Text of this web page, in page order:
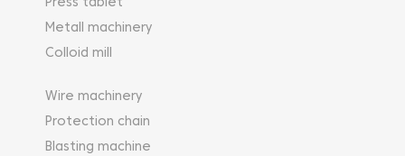
Press tablet
Metall machinery
Colloid mill
Wire machinery
Protection chain
Blasting machine